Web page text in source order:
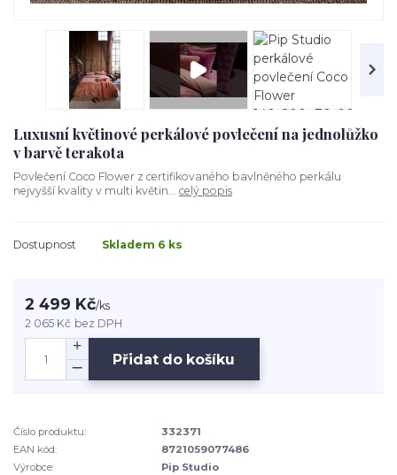
Luxusní květinové perkálové povlečení na jednolůžko
v barvě terakota
Povlečení Coco Flower z certifikovaného bavlněného perkálu
nejvyšší kvality v multi květin... celý popis
Dostupnost Skladem 6 ks
2 499 Kč/ks
2 065 Kč bez DPH
Přidat do košíku
Číslo produktu:
332371
EAN kód:
8721059077486
Výrobce:
Pip Studio